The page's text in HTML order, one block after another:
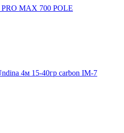
MAX 700 POLE
4м 15-40гр carbon IM-7